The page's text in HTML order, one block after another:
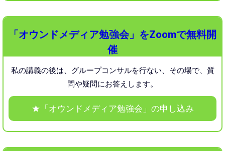
「オウンドメディア勉強会」をZoomで無料開
催
私の講義の後は、グループコンサルを行ない、 その場で、質
問や疑問にお答えします。
★「オウンドメディア勉強会」の申し込み